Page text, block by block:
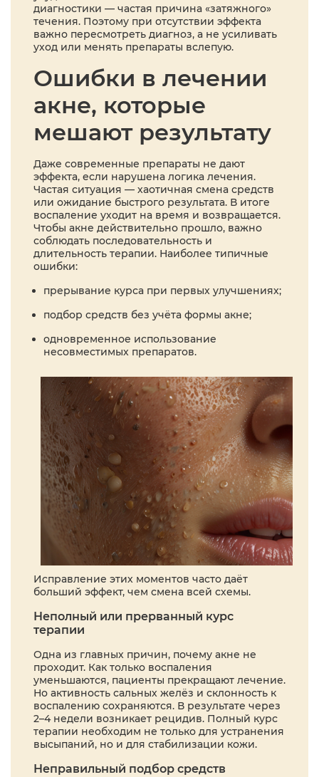
диагностики — частая причина «затяжного»
течения. Поэтому при отсутствии эффекта
важно пересмотреть диагноз, а не усиливать
уход или менять препараты вслепую.
Ошибки в лечении
акне, которые
мешают результату
Даже современные препараты не дают
эффекта, если нарушена логика лечения.
Частая ситуация — хаотичная смена средств
или ожидание быстрого результата. В итоге
воспаление уходит на время и возвращается.
Чтобы акне действительно прошло, важно
соблюдать последовательность и
длительность терапии. Наиболее типичные
ошибки:
прерывание курса при первых улучшениях;
подбор средств без учёта формы акне;
одновременное использование
несовместимых препаратов.
Исправление этих моментов часто даёт
больший эффект, чем смена всей схемы.
Неполный или прерванный курс
терапии
Одна из главных причин, почему акне не
проходит. Как только воспаления
уменьшаются, пациенты прекращают лечение.
Но активность сальных желёз и склонность к
воспалению сохраняются. В результате через
2–4 недели возникает рецидив. Полный курс
терапии необходим не только для устранения
высыпаний, но и для стабилизации кожи.
Неправильный подбор средств